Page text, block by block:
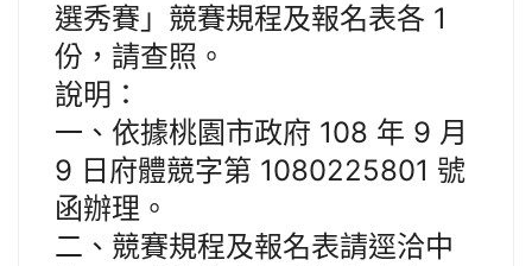
選秀賽」競賽規程及報名表各 1
份，請查照。
說明：
一、依據桃園市政府 108 年 9 月
9 日府體競字第 1080225801 號
函辦理。
二、競賽規程及報名表請逕洽中